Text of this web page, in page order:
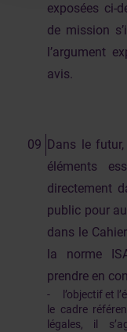
exposées ci-
de mission
l’argument
avis.
Dans le
éléments
directement
public pour
dans le
la norme
prendre en
- l’objectif et
le cadre
légales, il